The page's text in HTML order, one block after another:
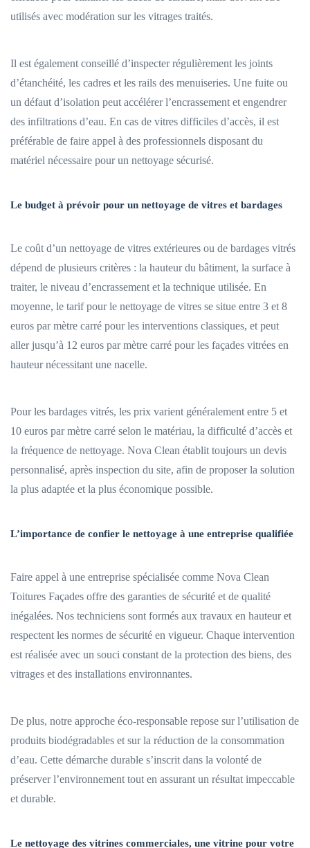
utilisés avec modération sur les vitrages traités.
Il est également conseillé d’inspecter régulièrement les joints
d’étanchéité, les cadres et les rails des menuiseries. Une fuite ou
un défaut d’isolation peut accélérer l’encrassement et engendrer
des infiltrations d’eau. En cas de vitres difficiles d’accès, il est
préférable de faire appel à des professionnels disposant du
matériel nécessaire pour un nettoyage sécurisé.
Le budget à prévoir pour un nettoyage de vitres et bardages
Le coût d’un nettoyage de vitres extérieures ou de bardages vitrés
dépend de plusieurs critères : la hauteur du bâtiment, la surface à
traiter, le niveau d’encrassement et la technique utilisée. En
moyenne, le tarif pour le nettoyage de vitres se situe entre 3 et 8
euros par mètre carré pour les interventions classiques, et peut
aller jusqu’à 12 euros par mètre carré pour les façades vitrées en
hauteur nécessitant une nacelle.
Pour les bardages vitrés, les prix varient généralement entre 5 et
10 euros par mètre carré selon le matériau, la difficulté d’accès et
la fréquence de nettoyage. Nova Clean établit toujours un devis
personnalisé, après inspection du site, afin de proposer la solution
la plus adaptée et la plus économique possible.
L’importance de confier le nettoyage à une entreprise qualifiée
Faire appel à une entreprise spécialisée comme Nova Clean
Toitures Façades offre des garanties de sécurité et de qualité
inégalées. Nos techniciens sont formés aux travaux en hauteur et
respectent les normes de sécurité en vigueur. Chaque intervention
est réalisée avec un souci constant de la protection des biens, des
vitrages et des installations environnantes.
De plus, notre approche éco-responsable repose sur l’utilisation de
produits biodégradables et sur la réduction de la consommation
d’eau. Cette démarche durable s’inscrit dans la volonté de
préserver l’environnement tout en assurant un résultat impeccable
et durable.
Le nettoyage des vitrines commerciales, une vitrine pour votre